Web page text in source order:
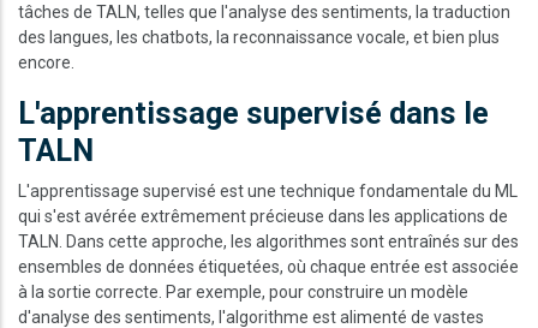
tâches de TALN, telles que l'analyse des sentiments, la traduction
des langues, les chatbots, la reconnaissance vocale, et bien plus
encore.
L'apprentissage supervisé dans le
TALN
L'apprentissage supervisé est une technique fondamentale du ML
qui s'est avérée extrêmement précieuse dans les applications de
TALN. Dans cette approche, les algorithmes sont entraînés sur des
ensembles de données étiquetées, où chaque entrée est associée
à la sortie correcte. Par exemple, pour construire un modèle
d'analyse des sentiments, l'algorithme est alimenté de vastes